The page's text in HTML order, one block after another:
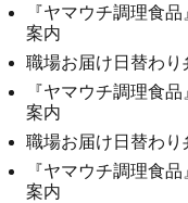
『ヤマウチ調理食
案内
職場お届け日替わ
『ヤマウチ調理食
案内
職場お届け日替わ
『ヤマウチ調理食
案内